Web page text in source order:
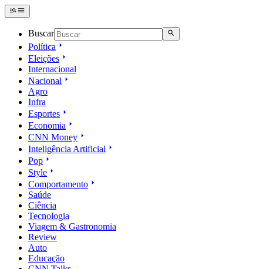
Buscar
Política
Eleições
Internacional
Nacional
Agro
Infra
Esportes
Economia
CNN Money
Inteligência Artificial
Pop
Style
Comportamento
Saúde
Ciência
Tecnologia
Viagem & Gastronomia
Review
Auto
Educação